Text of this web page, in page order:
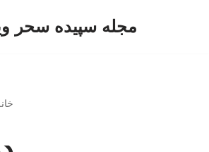
مجله سپیده سحر